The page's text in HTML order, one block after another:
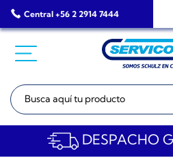
Saltar
al
Central +56 2 2914 7444
Buscar:
DESPACHO